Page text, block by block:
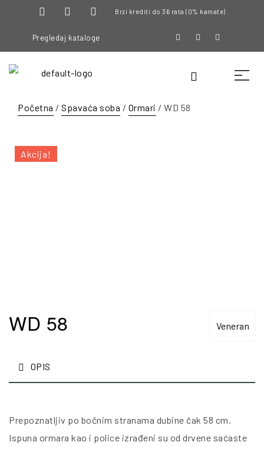
Brzi krediti do 36 rata (0% kamate)
Pregledaj kataloge
Početna / Spavaća soba / Ormari / WD 58
Akcija!
Veneran
WD 58
OPIS
Prepoznatljiv po bočnim stranama dubine čak 58 cm.
Ispuna ormara kao i police izrađeni su od drvene saćaste